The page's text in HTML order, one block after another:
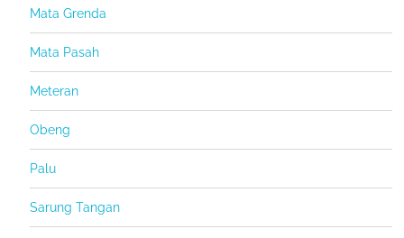
Mata Grenda
Mata Pasah
Meteran
Obeng
Palu
Sarung Tangan